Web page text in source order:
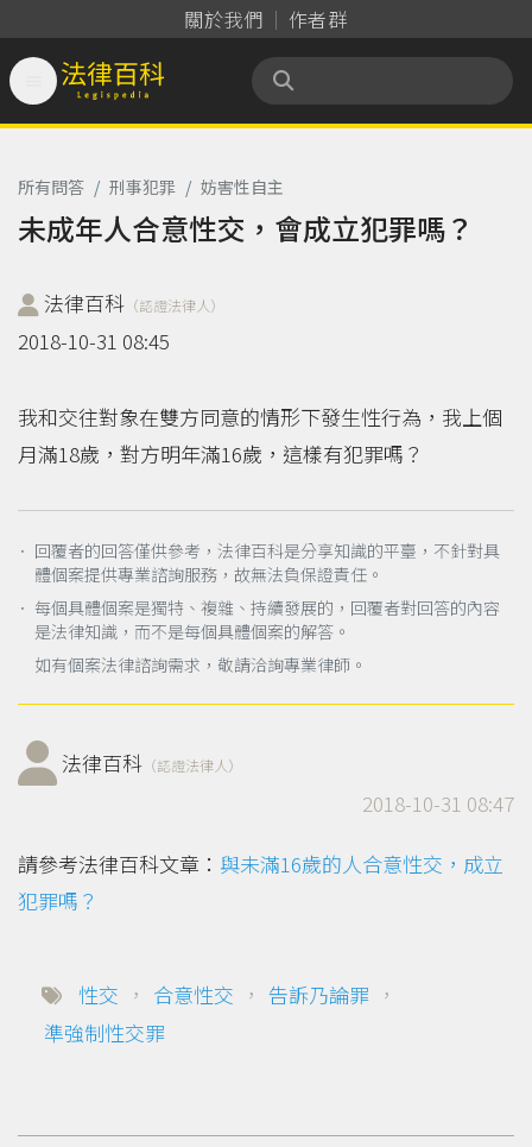
關於我們 作者群
法律百科 Legispedia
所有問答 / 刑事犯罪 / 妨害性自主
未成年人合意性交，會成立犯罪嗎？
法律百科 （認證法律人）
2018-10-31 08:45
我和交往對象在雙方同意的情形下發生性行為，我上個
月滿18歲，對方明年滿16歲，這樣有犯罪嗎？
． 回覆者的回答僅供參考，法律百科是分享知識的平臺，不針對具
體個案提供專業諮詢服務，故無法負保證責任。
． 每個具體個案是獨特、複雜、持續發展的，回覆者對回答的內容
是法律知識，而不是每個具體個案的解答。
如有個案法律諮詢需求，敬請洽詢專業律師。
法律百科 （認證法律人）
2018-10-31 08:47
請參考法律百科文章： 與未滿16歲的人合意性交，成立
犯罪嗎？
性交 ， 合意性交 ， 告訴乃論罪 ，
準強制性交罪